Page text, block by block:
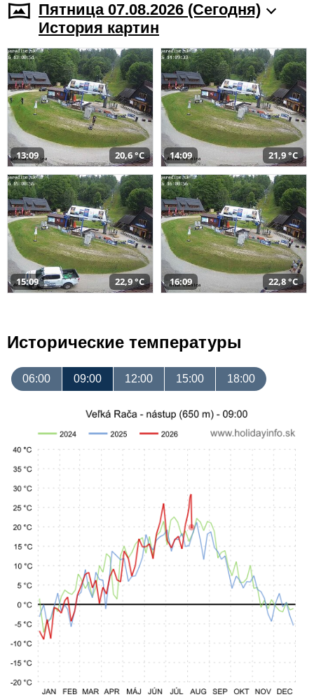
Пятница 07.08.2026 (Cегодня)
История картин
13:09 20,6 °C 14:09 21,9 °C
15:09 22,9 °C 16:09 22,8 °C
Исторические температуры
06:00 09:00 12:00 15:00 18:00